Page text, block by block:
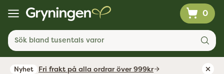
0
Sök bland tusentals varor
Nyhet Fri frakt på alla ordrar över 999kr